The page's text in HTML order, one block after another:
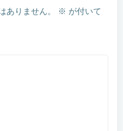
ありません。 ※ が付いて